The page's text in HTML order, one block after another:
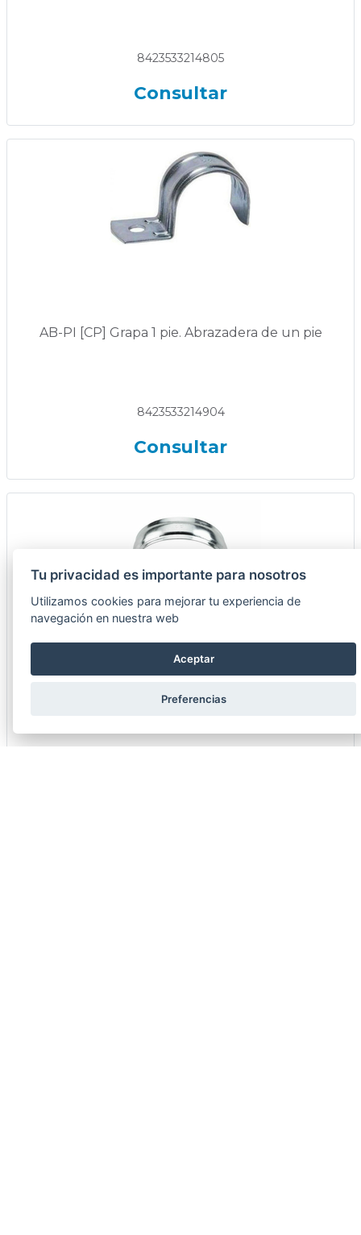
8423533214805
Consultar
AB-PI [CP] Grapa 1 pie. Abrazadera de un pie
8423533214904
Consultar
puente
Tu privacidad es importante para nosotros
Utilizamos cookies para mejorar tu experiencia de
navegación en nuestra web
Aceptar
Preferencias